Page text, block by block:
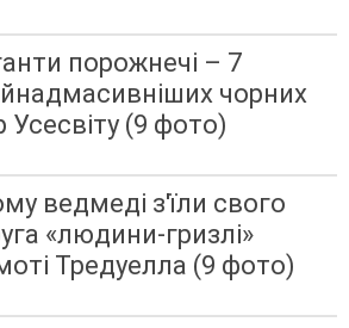
порожнечі – 7
чорних
Усесвіту (9 фото)
ведмеді з'їли свого
«людини-гризлі»
Тредуелла (9 фото)